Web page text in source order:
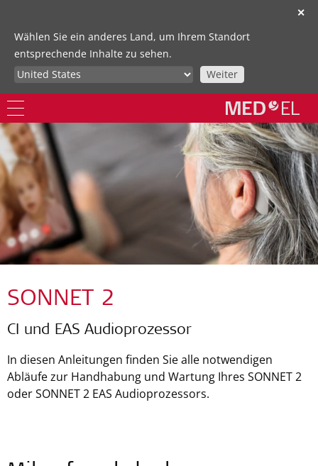
✕
Wählen Sie ein anderes Land, um Ihrem Standort
entsprechende Inhalte zu sehen.
Weiter
SONNET 2
CI und EAS Audioprozessor
In diesen Anleitungen finden Sie alle notwendigen
Abläufe zur Handhabung und Wartung Ihres SONNET 2
oder SONNET 2 EAS Audioprozessors.